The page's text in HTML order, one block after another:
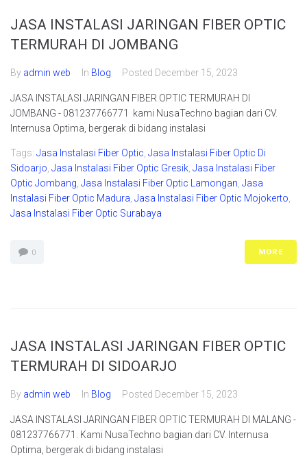
JASA INSTALASI JARINGAN FIBER OPTIC
TERMURAH DI JOMBANG
By admin web In Blog Posted December 15, 2023
JASA INSTALASI JARINGAN FIBER OPTIC TERMURAH DI
JOMBANG - 081237766771 kami NusaTechno bagian dari CV.
Internusa Optima, bergerak di bidang instalasi
Tags: Jasa Instalasi Fiber Optic Jasa Instalasi Fiber Optic Di
Sidoarjo Jasa Instalasi Fiber Optic Gresik Jasa Instalasi Fiber
Optic Jombang Jasa Instalasi Fiber Optic Lamongan Jasa
Instalasi Fiber Optic Madura Jasa Instalasi Fiber Optic Mojokerto
Jasa Instalasi Fiber Optic Surabaya
0 MORE
JASA INSTALASI JARINGAN FIBER OPTIC
TERMURAH DI SIDOARJO
By admin web In Blog Posted December 15, 2023
JASA INSTALASI JARINGAN FIBER OPTIC TERMURAH DI MALANG -
081237766771. Kami NusaTechno bagian dari CV. Internusa
Optima, bergerak di bidang instalasi